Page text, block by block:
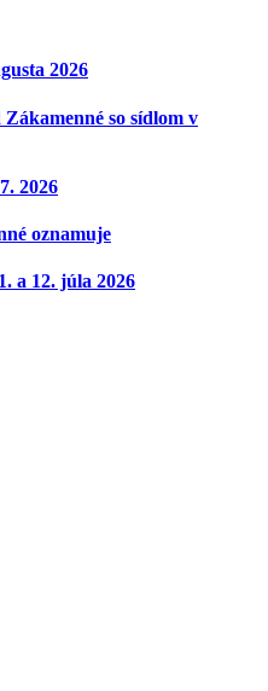
2026
so sídlom v
2026
oznamuje
a 12. júla 2026